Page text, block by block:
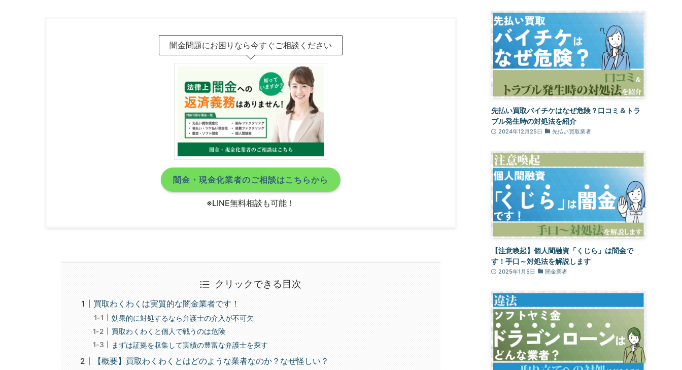
闇金問題にお困りなら今すぐご相談ください
闇金・現金化業者のご相談はこちらから
※LINE無料相談も可能！
クリックできる目次
買取わくわくは実質的な闇金業者です！
効果的に対処するなら弁護士の介入が不可欠
買取わくわくと個人で戦うのは危険
まずは証拠を収集して実績の豊富な弁護士を探す
【概要】買取わくわくとはどのような業者なのか？なぜ怪しい？
先払い買取バイチケはなぜ危険？口コミ＆トラ
ブル発生時の対処法を紹介
2024年12月25日 先払い買取業者
【注意喚起】個人間融資「くじら」は闇金で
す！手口～対処法を解説します
2025年1月5日 闇金業者